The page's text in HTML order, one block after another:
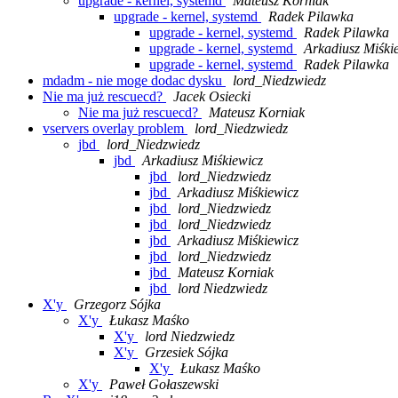
upgrade - kernel, systemd
Radek Pilawka
upgrade - kernel, systemd
Radek Pilawka
upgrade - kernel, systemd
Arkadiusz
upgrade - kernel, systemd
Radek Pilawka
mdadm - nie moge dodac dysku
lord_Niedzwiedz
Nie ma już rescuecd?
Jacek Osiecki
Nie ma już rescuecd?
Mateusz Korniak
vservers overlay problem
lord_Niedzwiedz
jbd
lord_Niedzwiedz
jbd
Arkadiusz Miśkiewicz
jbd
lord_Niedzwiedz
jbd
Arkadiusz Miśkiewicz
jbd
lord_Niedzwiedz
jbd
lord_Niedzwiedz
jbd
Arkadiusz Miśkiewicz
jbd
lord_Niedzwiedz
jbd
Mateusz Korniak
jbd
lord Niedzwiedz
X'y
Grzegorz Sójka
X'y
Łukasz Maśko
X'y
lord Niedzwiedz
X'y
Grzesiek Sójka
X'y
Łukasz Maśko
X'y
Paweł Gołaszewski